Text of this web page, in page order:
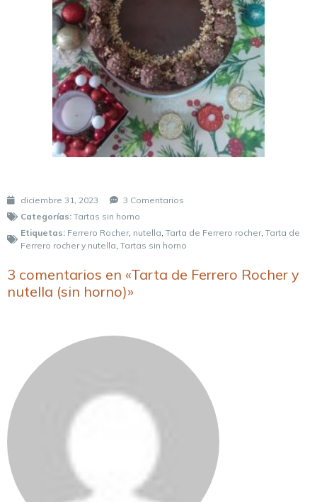
diciembre 31, 2023
3 Comentarios
Categorías: Tartas sin horno
Etiquetas: Ferrero Rocher, nutella, Tarta de Ferrero rocher, Tarta de
Ferrero rocher y nutella, Tartas sin horno
3 comentarios en «Tarta de Ferrero Rocher y
nutella (sin horno)»